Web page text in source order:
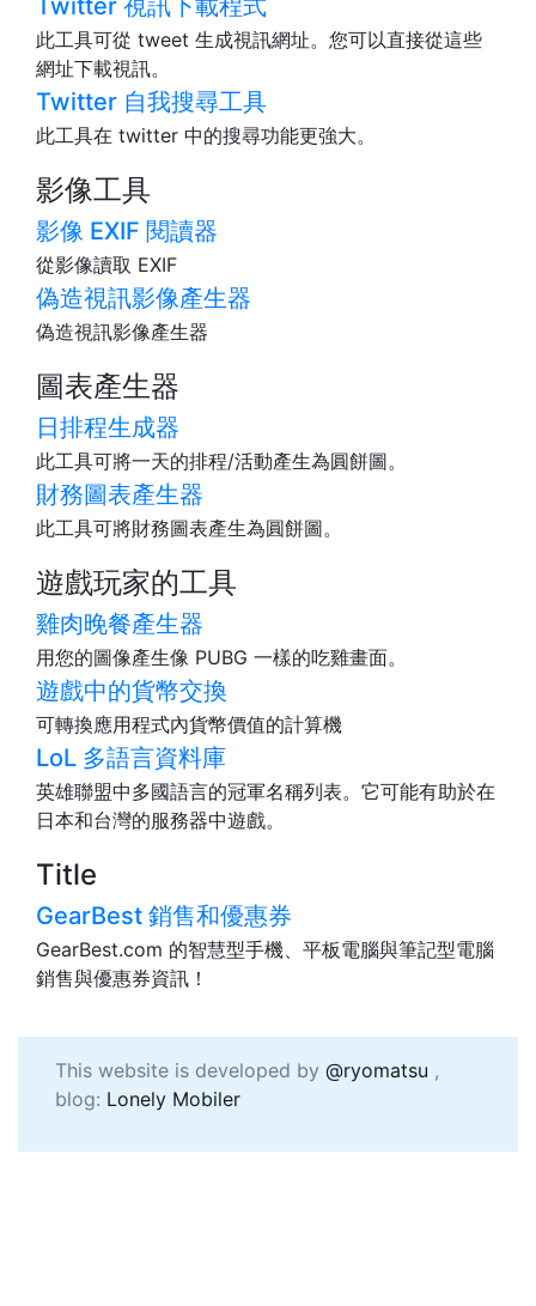
Twitter 視訊下載程式
此工具可從 tweet 生成視訊網址。您可以直接從這些
網址下載視訊。
Twitter 自我搜尋工具
此工具在 twitter 中的搜尋功能更強大。
影像工具
影像 EXIF 閱讀器
從影像讀取 EXIF
偽造視訊影像產生器
偽造視訊影像產生器
圖表產生器
日排程生成器
此工具可將一天的排程/活動產生為圓餅圖。
財務圖表產生器
此工具可將財務圖表產生為圓餅圖。
遊戲玩家的工具
雞肉晚餐產生器
用您的圖像產生像 PUBG 一樣的吃雞畫面。
遊戲中的貨幣交換
可轉換應用程式內貨幣價值的計算機
LoL 多語言資料庫
英雄聯盟中多國語言的冠軍名稱列表。它可能有助於在
日本和台灣的服務器中遊戲。
Title
GearBest 銷售和優惠券
GearBest.com 的智慧型手機、平板電腦與筆記型電腦
銷售與優惠券資訊！
This website is developed by @ryomatsu ,
blog: Lonely Mobiler